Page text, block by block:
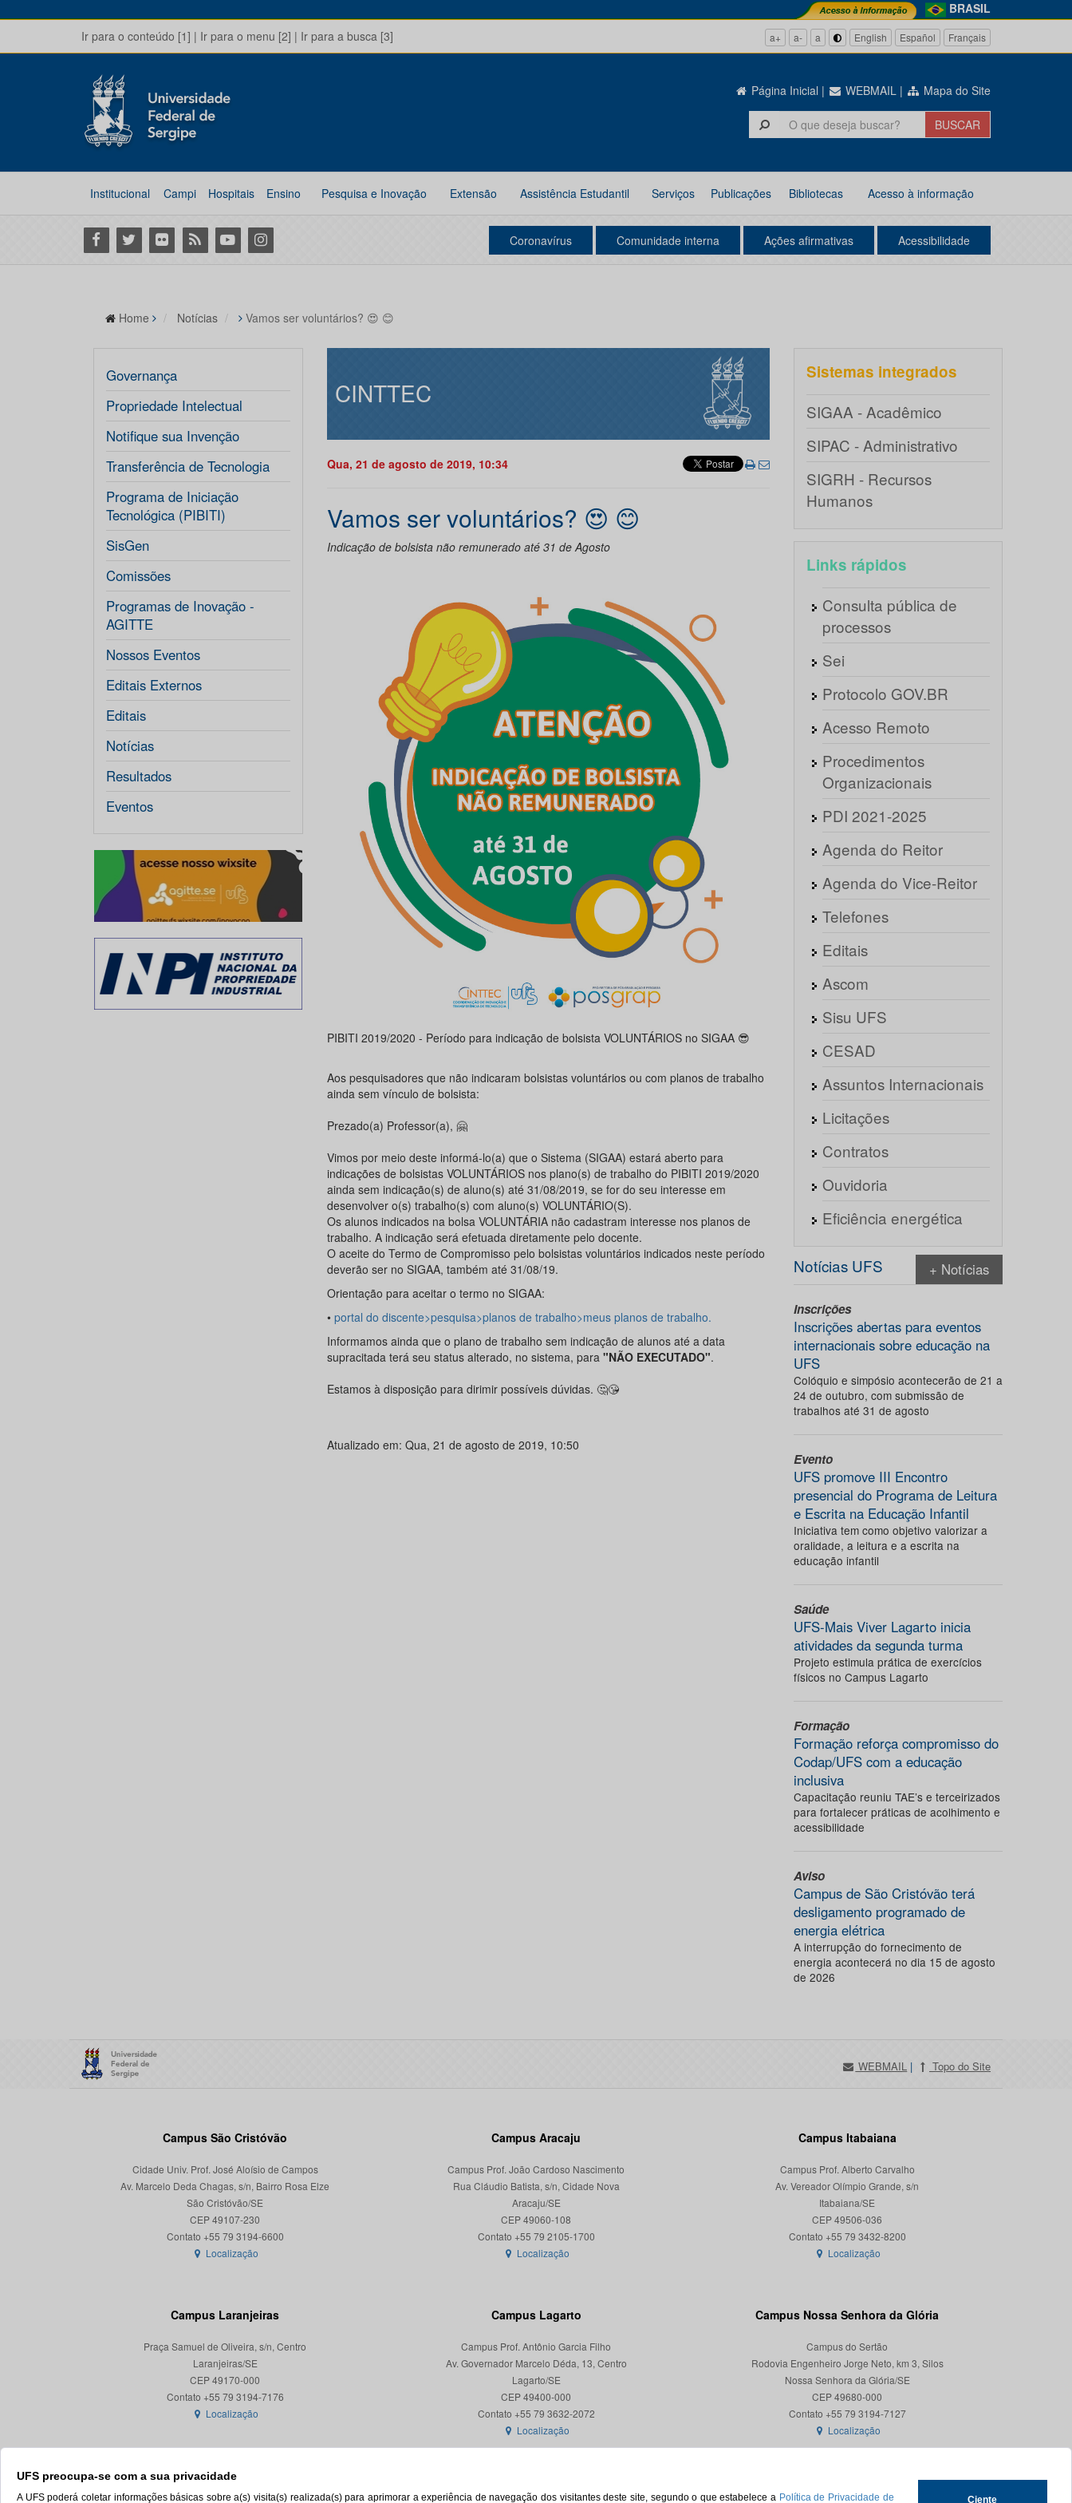
BRASIL
Ir para o conteúdo [1] | Ir para o menu [2] | Ir para a busca [3] a+ a- a English Español Français
Página Inicial | WEBMAIL | Mapa do Site
Institucional Campi Hospitais Ensino Pesquisa e Inovação Extensão Assistência Estudantil Serviços Publicações Bibliotecas Acesso à informação
Facebook
Twitter Flickr RSS YoutubeInstagram Coronavírus Comunidade interna Ações afirmativas Acessibilidade
UFS preocupa-se com a sua privacidade
A UFS poderá coletar informações básicas sobre a(s) visita(s) realizada(s) para aprimorar a experiência de navegação dos visitantes deste site, segundo o que estabelece a Política de Privacidade de Ciente
Home Notícias Vamos ser voluntários? 😍 😊
Governança
Propriedade Intelectual
Notifique sua Invenção
Transferência de Tecnologia
Programa de Iniciação
Tecnológica (PIBITI)
SisGen
Comissões
Programas de Inovação -
AGITTE
Nossos Eventos
Editais Externos
Editais
Notícias
Resultados
Eventos
CINTTEC
Qua, 21 de agosto de 2019, 10:34
Vamos ser voluntários? 😍 😊
Indicação de bolsista não remunerado até 31 de Agosto
PIBITI 2019/2020 - Período para indicação de bolsista VOLUNTÁRIOS no SIGAA 😎
Aos pesquisadores que não indicaram bolsistas voluntários ou com planos de trabalho
ainda sem vínculo de bolsista:
Prezado(a) Professor(a), 🤗
Vimos por meio deste informá-lo(a) que o Sistema (SIGAA) estará aberto para
indicações de bolsistas VOLUNTÁRIOS nos plano(s) de trabalho do PIBITI 2019/2020
ainda sem indicação(s) de aluno(s) até 31/08/2019, se for do seu interesse em
desenvolver o(s) trabalho(s) com aluno(s) VOLUNTÁRIO(S).
Os alunos indicados na bolsa VOLUNTÁRIA não cadastram interesse nos planos de
trabalho. A indicação será efetuada diretamente pelo docente.
O aceite do Termo de Compromisso pelo bolsistas voluntários indicados neste período
deverão ser no SIGAA, também até 31/08/19.
Orientação para aceitar o termo no SIGAA:
• portal do discente>pesquisa>planos de trabalho>meus planos de trabalho.
Informamos ainda que o plano de trabalho sem indicação de alunos até a data
supracitada terá seu status alterado, no sistema, para "NÃO EXECUTADO".
Estamos à disposição para dirimir possíveis dúvidas. 🤔😘
Atualizado em: Qua, 21 de agosto de 2019, 10:50
Sistemas integrados
SIGAA - Acadêmico
SIPAC - Administrativo
SIGRH - Recursos
Humanos
Links rápidos
Consulta pública de
processos
Sei
Protocolo GOV.BR
Acesso Remoto
Procedimentos
Organizacionais
PDI 2021-2025
Agenda do Reitor
Agenda do Vice-Reitor
Telefones
Editais
Ascom
Sisu UFS
CESAD
Assuntos Internacionais
Licitações
Contratos
Ouvidoria
Eficiência energética
Notícias UFS + Notícias
Inscrições
Inscrições abertas para eventos
internacionais sobre educação na
UFS
Colóquio e simpósio acontecerão de 21 a
24 de outubro, com submissão de
trabalhos até 31 de agosto
Evento
UFS promove III Encontro
presencial do Programa de Leitura
e Escrita na Educação Infantil
Iniciativa tem como objetivo valorizar a
oralidade, a leitura e a escrita na
educação infantil
Saúde
UFS-Mais Viver Lagarto inicia
atividades da segunda turma
Projeto estimula prática de exercícios
físicos no Campus Lagarto
Formação
Formação reforça compromisso do
Codap/UFS com a educação
inclusiva
Capacitação reuniu TAE’s e terceirizados
para fortalecer práticas de acolhimento e
acessibilidade
Aviso
Campus de São Cristóvão terá
desligamento programado de
energia elétrica
A interrupção do fornecimento de
energia acontecerá no dia 15 de agosto
de 2026
WEBMAIL | Topo do Site
Campus São Cristóvão
Cidade Univ. Prof. José Aloísio de Campos
Av. Marcelo Deda Chagas, s/n, Bairro Rosa Elze
São Cristóvão/SE
CEP 49107-230
Localização
Campus Aracaju
Campus Prof. João Cardoso Nascimento
Rua Cláudio Batista, s/n, Cidade Nova
Aracaju/SE
CEP 49060-108
Localização
Campus Itabaiana
Campus Prof. Alberto Carvalho
Av. Vereador Olímpio Grande, s/n
Itabaiana/SE
CEP 49506-036
Localização
Campus Laranjeiras
Praça Samuel de Oliveira, s/n, Centro
Laranjeiras/SE
CEP 49170-000
Localização
Campus Lagarto
Campus Prof. Antônio Garcia Filho
Av. Governador Marcelo Déda, 13, Centro
Lagarto/SE
CEP 49400-000
Localização
Campus Nossa Senhora da Glória
Campus do Sertão
Rodovia Engenheiro Jorge Neto, km 3, Silos
Nossa Senhora da Glória/SE
CEP 49680-000
Contato +55 79 3194-7127
Localização